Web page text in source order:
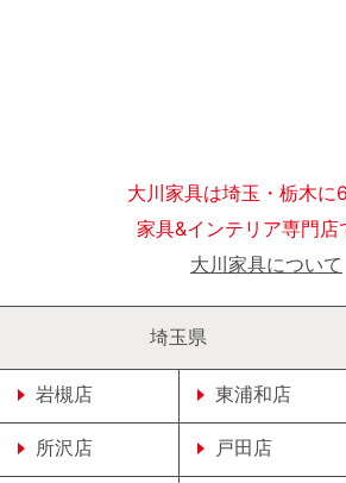
大川家具は埼玉・栃木に
家具&インテリア専門店
大川家具について
埼玉県
岩槻店 東浦和店
所沢店 戸田店